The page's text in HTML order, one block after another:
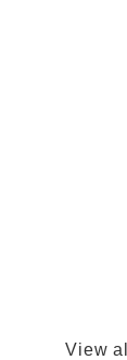
View all